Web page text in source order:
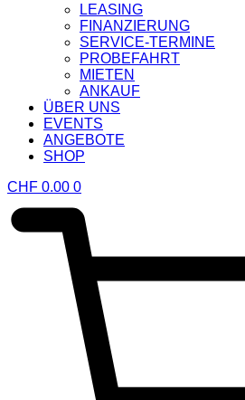
LEASING
FINANZIERUNG
SERVICE-TERMINE
PROBEFAHRT
MIETEN
ANKAUF
ÜBER UNS
EVENTS
ANGEBOTE
SHOP
CHF 0.00 0